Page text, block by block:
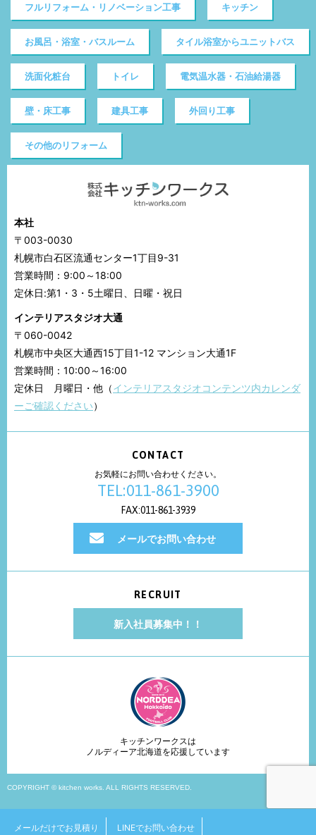
フルリフォーム・リノベーション工事 キッチン
お風呂・浴室・バスルーム タイル浴室からユニットバス
洗面化粧台 トイレ 電気温水器・石油給湯器
壁・床工事 建具工事 外回り工事
その他のリフォーム
本社
〒003-0030
札幌市白石区流通センター1丁目9-31
営業時間：9:00～18:00
定休日:第1・3・5土曜日、日曜・祝日
インテリアスタジオ大通
〒060-0042
札幌市中央区大通西15丁目1-12 マンション大通1F
営業時間：10:00～16:00
定休日 月曜日・他（インテリアスタジオコンテンツ内カレンダ
ーご確認ください）
CONTACT
お気軽にお問い合わせください。
TEL:011-861-3900
FAX:011-861-3939
メールでお問い合わせ
RECRUIT
新入社員募集中！！
キッチンワークスは
ノルディーア北海道を応援しています
COPYRIGHT © kitchen works. ALL RIGHTS RESERVED.
メールだけでお見積り LINEでお問い合わせ